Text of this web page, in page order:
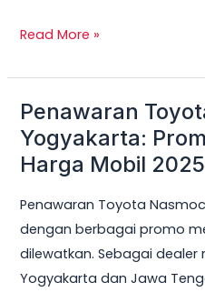
Read More »
Penawaran
Yogyakarta:
Harga Mobil 2025
Penawaran Toyota
dengan berbagai promo
dilewatkan. Sebagai
Yogyakarta dan Jawa
Penawaran
Toyota
Nasmoco
Promo
Terbaru
dan
Harga